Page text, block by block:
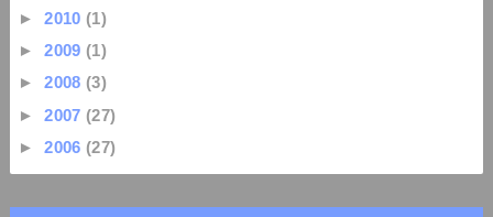
►2010 (1)
►2009 (1)
►2008 (3)
►2007 (27)
►2006 (27)